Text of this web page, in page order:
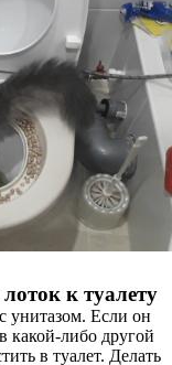
к туалету
унитазом. Если он
какой-либо другой
в туалет. Делать